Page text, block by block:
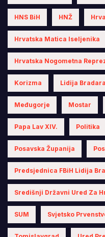
HNS BiH HNŽ
Hrvatska Matica Iseljenika
Hrvatska Nogometna
Korizma Lidija Bradara
Međugorje Mostar
Papa Lav XIV. Politika
Posavska Županija
Predsjednica FBiH Lidija
Središnji Državni Ured Za
SUM Svjetsko